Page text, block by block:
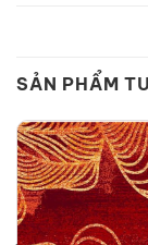
SẢN PHẨM